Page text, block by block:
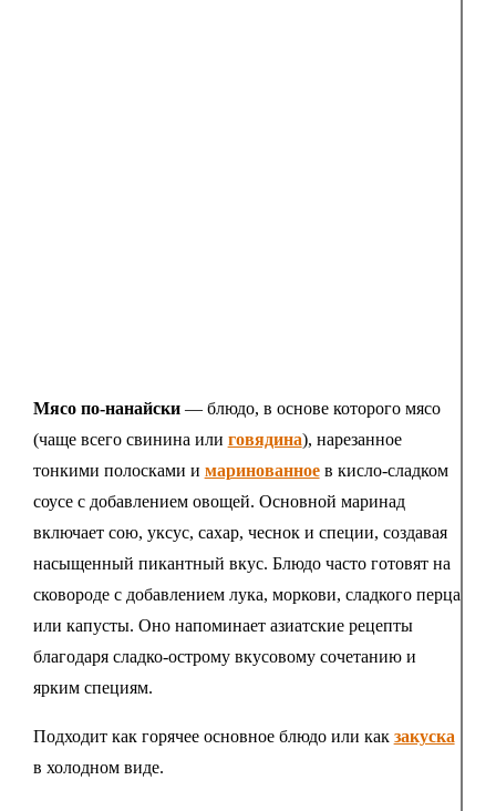
Мясо по-нанайски— блюдо, в основе которого мясо
(чаще всего свинина или говядина), нарезанное
тонкими полосками и маринованноев кисло-сладком
соусе с добавлением овощей. Основной маринад
включает сою, уксус, сахар, чеснок и специи, создавая
насыщенный пикантный вкус. Блюдо часто готовят на
сковороде с добавлением лука, моркови, сладкого перца
или капусты. Оно напоминает азиатские рецепты
благодаря сладко-острому вкусовому сочетанию и
ярким специям.
Подходит как горячее основное блюдо или как закуска
в холодном виде.